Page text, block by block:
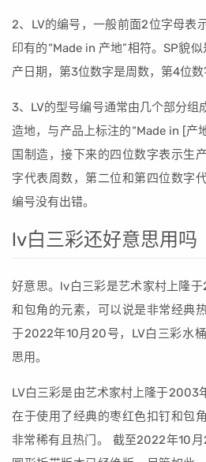
2、LV的编号，一般前面2位字母表
印有的“Made in 产地”相符。SP貌
产日期，第3位数字是周数，第4位数
3、LV的型号编号通常由几个部分组
造地，与产品上标注的“Made in [产
国制造，接下来的四位数字表示生
字代表周数，第二位和第四位数字
编号没有出错。
lv白三彩还好意思用吗
好意思。lv白三彩是艺术家村上隆
和包角的元素，可以说是非常经典
于2022年10月20号，LV白三彩水
思用。
LV白三彩是由艺术家村上隆于2003
在于使用了经典的枣红色扣钉和包
非常稀有且热门。 截至2022年10